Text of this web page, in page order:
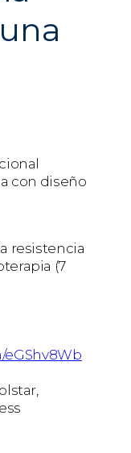
con diseño
resistencia
(7
eGShv8Wb